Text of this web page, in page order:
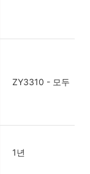
ZY3310 - 모두
1년